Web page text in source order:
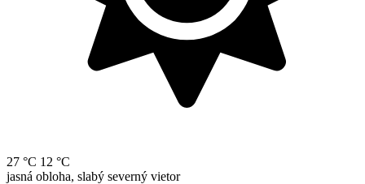
27 °C 12 °C
jasná obloha, slabý severný vietor